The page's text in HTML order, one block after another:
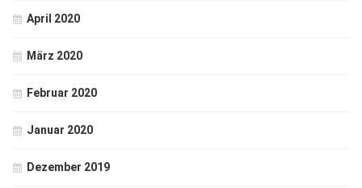
April 2020
März 2020
Februar 2020
Januar 2020
Dezember 2019